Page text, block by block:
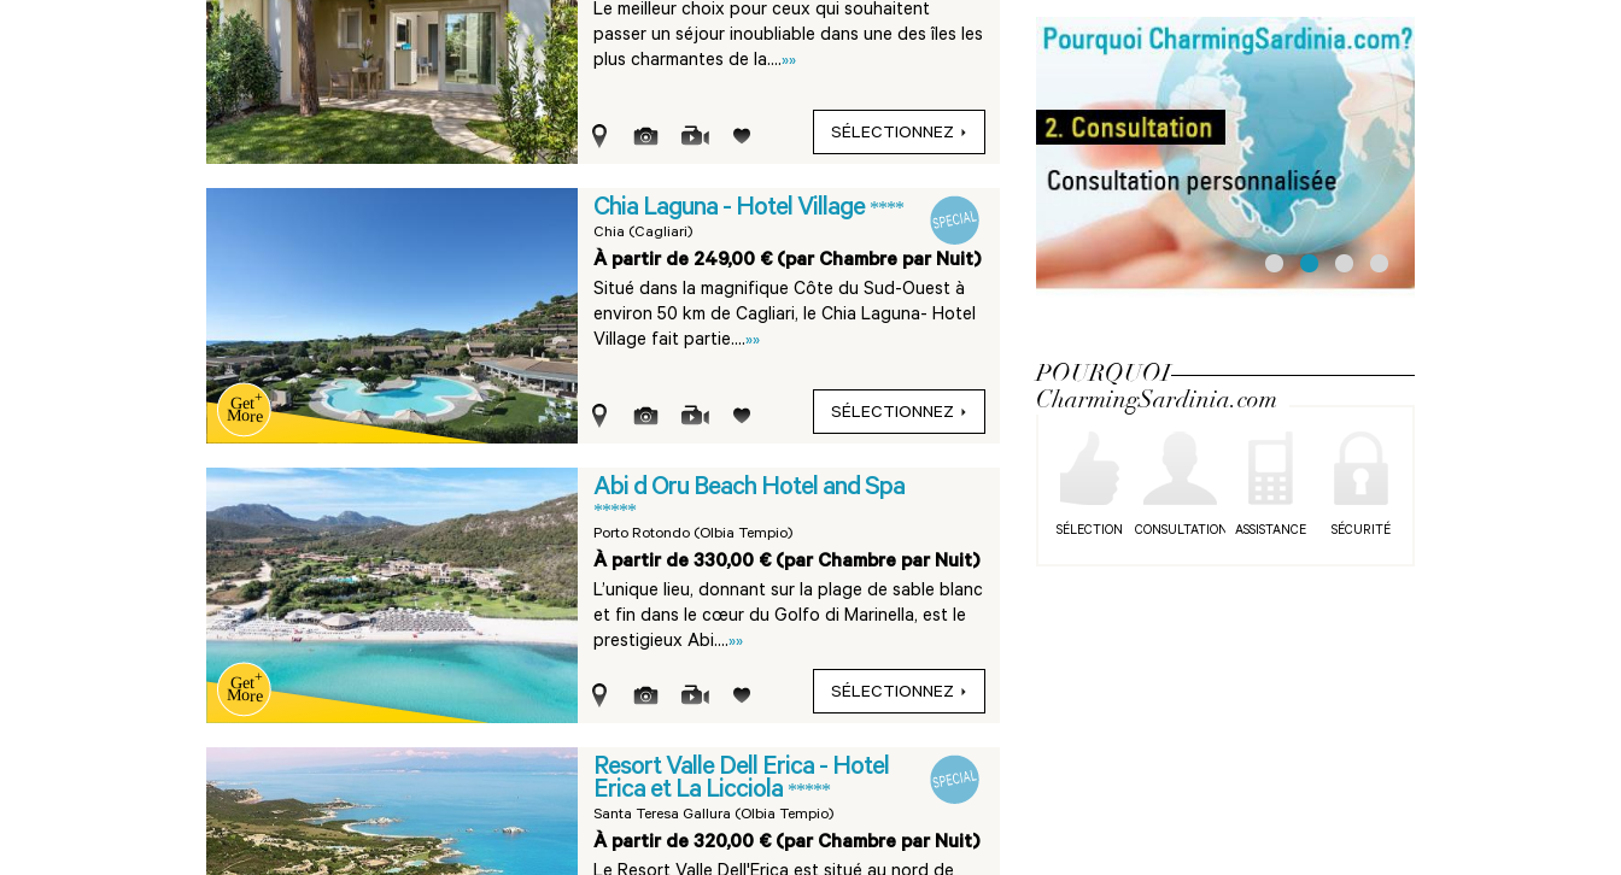
Le meilleur choix pour ceux qui souhaitent
passer un séjour inoubliable dans une des îles les
plus charmantes de la....»»
SÉLECTIONNEZ
Chia Laguna - Hotel Village ****
Chia (Cagliari)
À partir de 249,00 € (par Chambre par Nuit)
Situé dans la magnifique Côte du Sud-Ouest à
environ 50 km de Cagliari, le Chia Laguna- Hotel
Village fait partie....»»
SÉLECTIONNEZ
Abi d Oru Beach Hotel and Spa
*****
Porto Rotondo (Olbia Tempio)
À partir de 330,00 € (par Chambre par Nuit)
L’unique lieu, donnant sur la plage de sable blanc
et fin dans le cœur du Golfo di Marinella, est le
prestigieux Abi....»»
SÉLECTIONNEZ
Resort Valle Dell Erica - Hotel
Erica et La Licciola *****
Santa Teresa Gallura (Olbia Tempio)
À partir de 320,00 € (par Chambre par Nuit)
POURQUOI
CharmingSardinia.com
SÉLECTION CONSULTATION ASSISTANCE SÉCURITÉ